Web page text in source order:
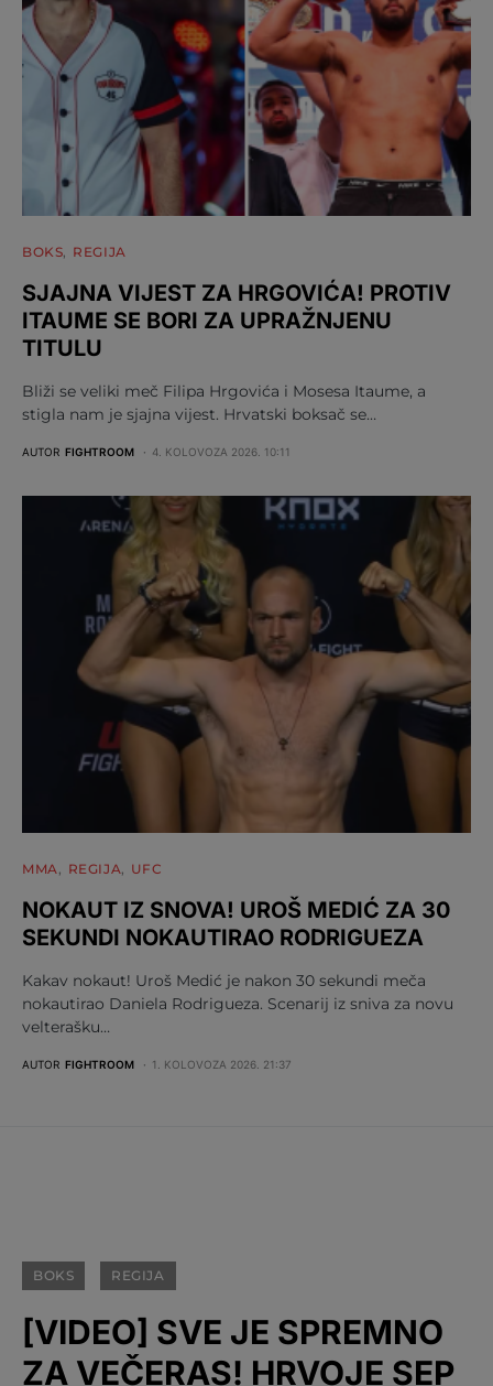
BOKS REGIJA
SJAJNA VIJEST ZA HRGOVIĆA! PROTIV
ITAUME SE BORI ZA UPRAŽNJENU
TITULU
Bliži se veliki meč Filipa Hrgovića i Mosesa Itaume, a
stigla nam je sjajna vijest. Hrvatski boksač se…
AUTOR FIGHTROOM 4. KOLOVOZA 2026. 10:11
MMA REGIJA UFC
NOKAUT IZ SNOVA! UROŠ MEDIĆ ZA 30
SEKUNDI NOKAUTIRAO RODRIGUEZA
Kakav nokaut! Uroš Medić je nakon 30 sekundi meča
nokautirao Daniela Rodrigueza. Scenarij iz sniva za novu
velterašku…
AUTOR FIGHTROOM 1. KOLOVOZA 2026. 21:37
BOKS REGIJA
[VIDEO] SVE JE SPREMNO
ZA VEČERAS! HRVOJE SEP